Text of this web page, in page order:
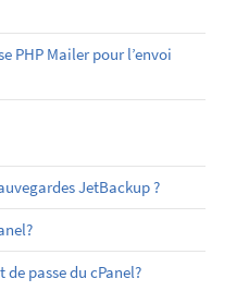
PHP Mailer pour l’envoi
JetBackup ?
passe du cPanel?